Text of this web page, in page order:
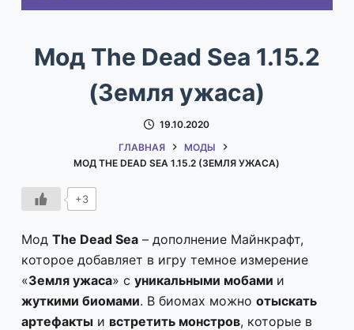
Мод The Dead Sea 1.15.2
(Земля ужаса)
19.10.2020
ГЛАВНАЯ
МОДЫ
МОД THE DEAD SEA 1.15.2 (ЗЕМЛЯ УЖАСА)
+3
Мод The Dead Sea– дополнение Майнкрафт,
которое добавляет в игру темное измерение
«Земля ужаса» с уникальными мобами и
жуткими биомами. В биомах можно отыскать
артефактыи встретить монстров, которые в